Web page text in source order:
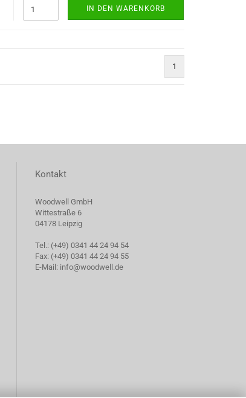
IN DEN WARENKORB
1
Kontakt
Woodwell GmbH
Wittestraße 6
04178 Leipzig
Tel.: (+49) 0341 44 24 94 54
Fax: (+49) 0341 44 24 94 55
E-Mail: info@woodwell.de